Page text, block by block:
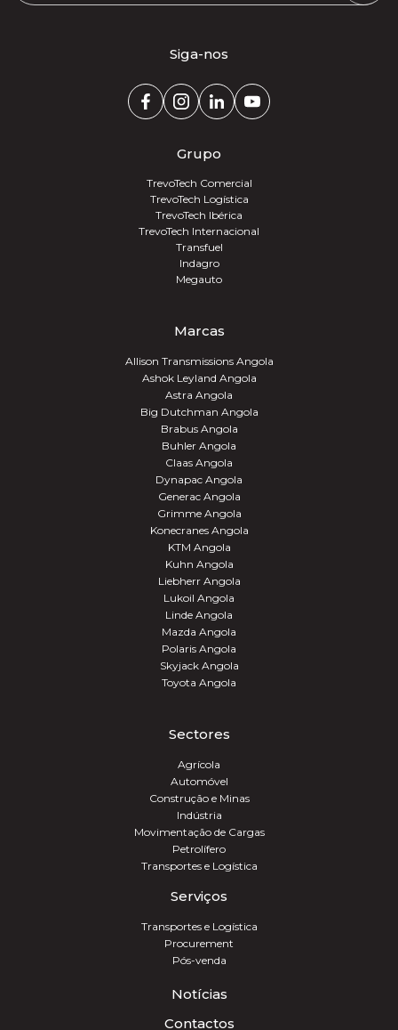
Siga-nos
Grupo
TrevoTech Comercial
TrevoTech Logística
TrevoTech Ibérica
TrevoTech Internacional
Transfuel
Indagro
Megauto
Marcas
Allison Transmissions Angola
Ashok Leyland Angola
Astra Angola
Big Dutchman Angola
Brabus Angola
Buhler Angola
Claas Angola
Dynapac Angola
Generac Angola
Grimme Angola
Konecranes Angola
KTM Angola
Kuhn Angola
Liebherr Angola
Lukoil Angola
Linde Angola
Mazda Angola
Polaris Angola
Skyjack Angola
Toyota Angola
Sectores
Agrícola
Automóvel
Construção e Minas
Indústria
Movimentação de Cargas
Petrolífero
Transportes e Logística
Serviços
Transportes e Logística
Procurement
Pós-venda
Notícias
Contactos